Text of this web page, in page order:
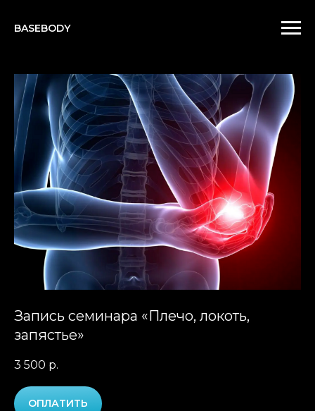
BASEBODY
Запись семинара «Плечо, локоть,
запястье»
3 500 р.
ОПЛАТИТЬ